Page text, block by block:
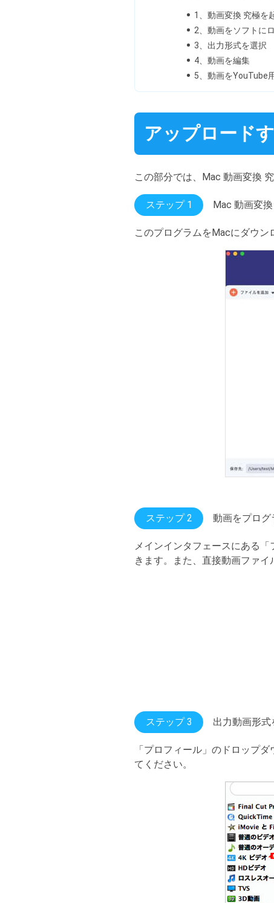
1、動画変換 究極を
2、動画をソフトに
3、出力形式を選択
4、動画を編集
5、動画をYouTube
アップロード
この部分では、Mac 動画変換 究
ステップ 1 Mac 動画変
このプログラムをMacにダウン
ステップ 2 動画をプログ
メインインタフェースにある
きます。また、直接動画ファイ
ステップ 3 出力動画形
「プロフィール」のドロップ
てください。